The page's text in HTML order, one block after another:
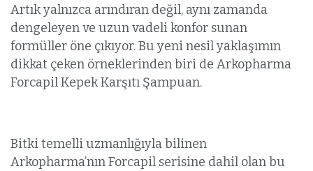
Artık yalnızca arındıran değil, aynı zamanda
dengeleyen ve uzun vadeli konfor sunan
formüller öne çıkıyor. Bu yeni nesil yaklaşımın
dikkat çeken örneklerinden biri de Arkopharma
Forcapil Kepek Karşıtı Şampuan.
Bitki temelli uzmanlığıyla bilinen
Arkopharma’nın Forcapil serisine dahil olan bu